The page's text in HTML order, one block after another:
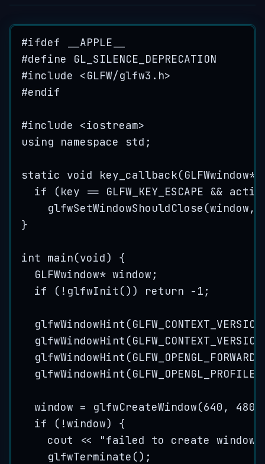
#ifdef __APPLE__
#define
GL_SILENCE_DEPRECATION
#include <GLFW/glfw3.h>
#endif
#include <iostream>
using
namespace std;
static void key_callback(GLFWwindow*
if (key == GLFW_KEY_ESCAPE &&
glfwSetWindowShouldClose (window,
}
int main(void) {
GLFWwindow* window;
if ( ! glfwInit ()) return - 1 ;
glfwWindowHint
glfwWindowHint
glfwWindowHint
glfwWindowHint
window = glfwCreateWindow(640 , 480
if ( !window) {
cout
<< "failed to create window.
glfwTerminate ();